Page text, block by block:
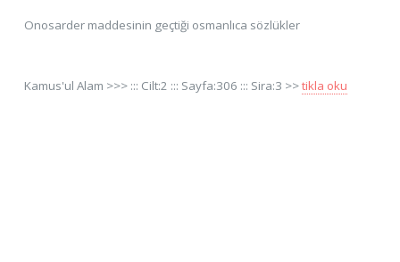
Onosarder maddesinin geçtiği osmanlıca sözlükler
Kamus'ul Alam >>> ::: Cilt:2 ::: Sayfa:306 ::: Sira:3 >>tikla oku